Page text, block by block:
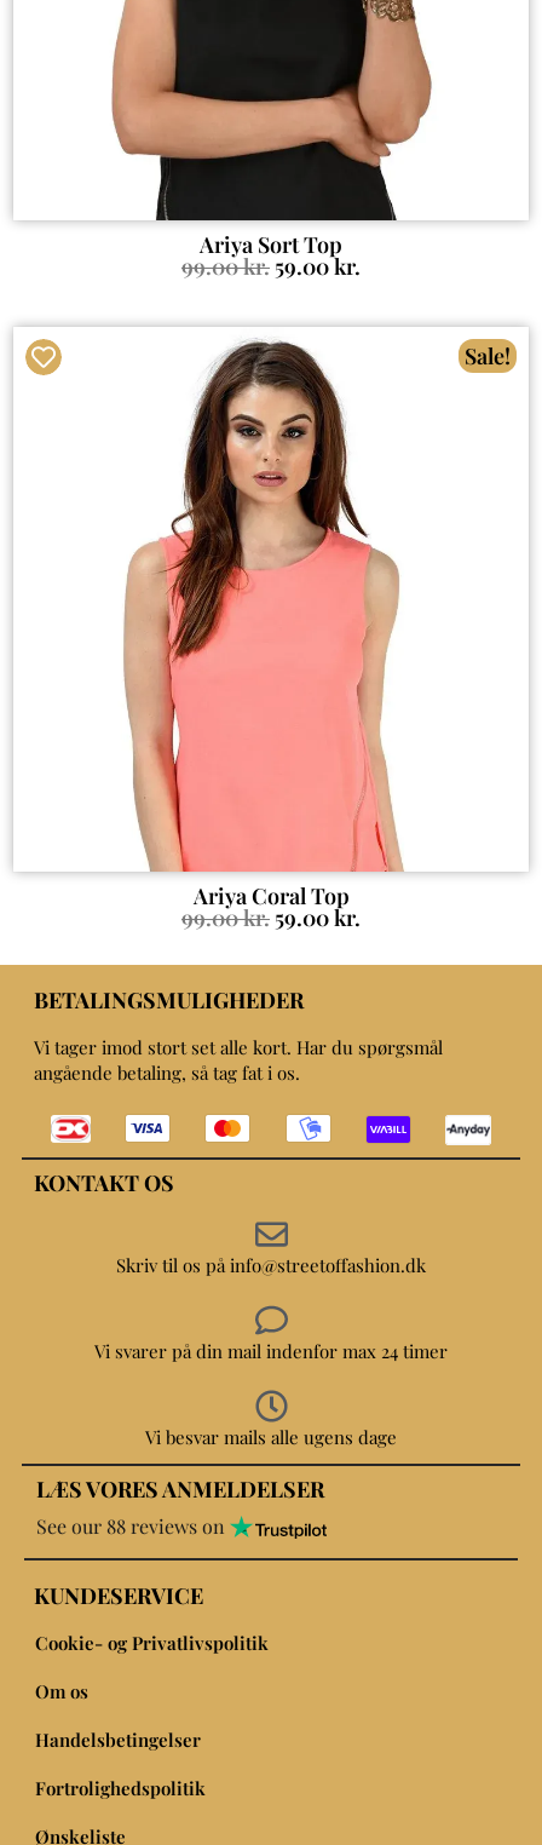
Ariya Sort Top
99.00kr. 59.00kr.
Sale!
Ariya Coral Top
99.00kr. 59.00kr.
BETALINGSMULIGHEDER
Vi tager imod stort set alle kort. Har du spørgsmål
angående betaling, så tag fat i os.
KONTAKT OS
Skriv til os på info@streetoffashion.dk
Vi svarer på din mail indenfor max 24 timer
Vi besvar mails alle ugens dage
LÆS VORES ANMELDELSER
See our 88 reviews on
KUNDESERVICE
Cookie- og Privatlivspolitik
Om os
Handelsbetingelser
Fortrolighedspolitik
Ønskeliste